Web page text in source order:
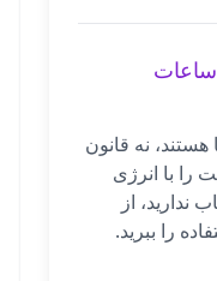
ساعات
نه قانون
را با انرژی
ندارید، از
را ببرید.